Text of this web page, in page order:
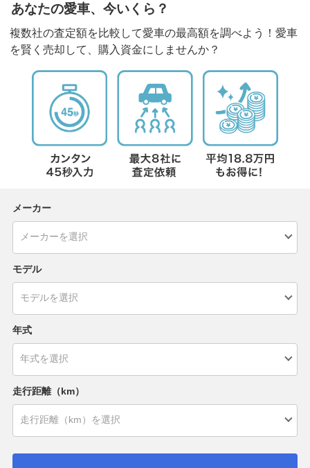
あなたの愛車、今いくら？
複数社の査定額を比較して愛車の最高額を調べよう！愛車
を賢く売却して、購入資金にしませんか？
メーカー
モデル
年式
走行距離（km）